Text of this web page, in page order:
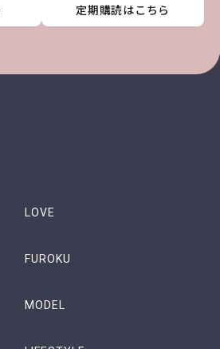
定期購読はこちら
定期購読はこちら
定期購読はこちら
定期購読はこちら
LOVE
FUROKU
MODEL